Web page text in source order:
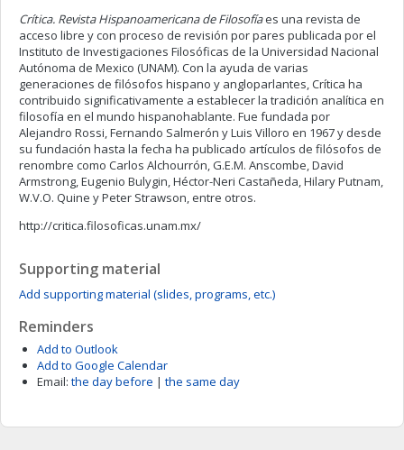
Crítica. Revista Hispanoamericana de Filosofíaes una revista de
acceso libre y con proceso de revisión por pares publicada por el
Instituto de Investigaciones Filosóficas de la Universidad Nacional
Autónoma de Mexico (UNAM). Con la ayuda de varias
generaciones de filósofos hispano y angloparlantes, Crítica ha
contribuido significativamente a establecer la tradición analítica en
filosofía en el mundo hispanohablante. Fue fundada por
Alejandro Rossi, Fernando Salmerón y Luis Villoro en 1967 y desde
su fundación hasta la fecha ha publicado artículos de filósofos de
renombre como Carlos Alchourrón, G.E.M. Anscombe, David
Armstrong, Eugenio Bulygin, Héctor-Neri Castañeda, Hilary Putnam,
W.V.O. Quine y Peter Strawson, entre otros.
http://critica.filosoficas.unam.mx/
Supporting material
Add supporting material (slides, programs, etc.)
Reminders
Add to Outlook
Add to Google Calendar
Email: the day before | the same day